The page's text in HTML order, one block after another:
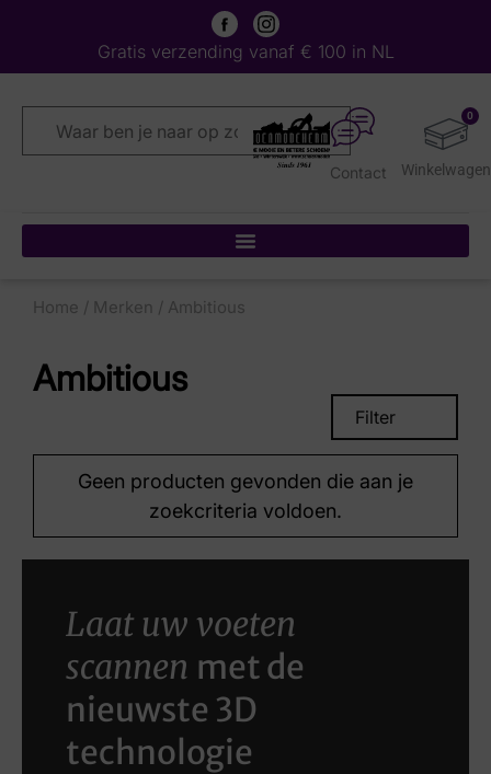
Gratis verzending vanaf € 100 in NL
0
Contact
Home / Merken / Ambitious
Ambitious
Filter
Geen producten gevonden die aan je
zoekcriteria voldoen.
Laat uw voeten
scannen met de
nieuwste 3D
technologie